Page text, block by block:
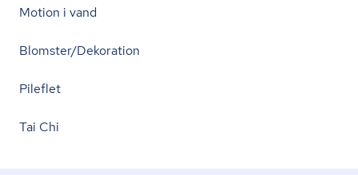
Motion i vand
Blomster/Dekoration
Pileflet
Tai Chi